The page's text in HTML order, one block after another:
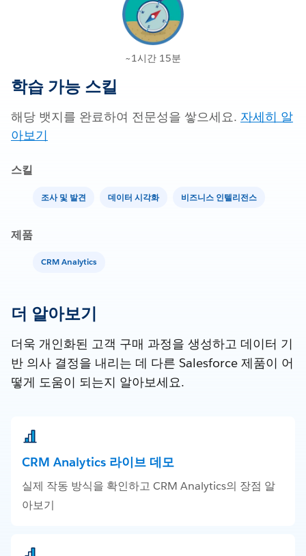
~1시간 15분
학습 가능 스킬
해당 뱃지를 완료하여 전문성을 쌓으세요. 자세히 알
아보기
스킬
조사 및 발견 데이터 시각화 비즈니스 인텔리전스
제품
CRM Analytics
더 알아보기
더욱 개인화된 고객 구매 과정을 생성하고 데이터 기
반 의사 결정을 내리는 데 다른 Salesforce 제품이 어
떻게 도움이 되는지 알아보세요.
CRM Analytics 라이브 데모
실제 작동 방식을 확인하고 CRM Analytics의 장점 알
아보기